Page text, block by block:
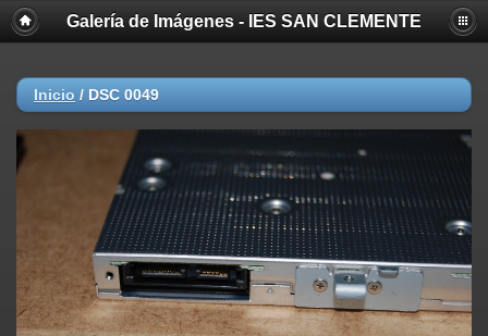
Galería de Imágenes - IES SAN CLEMENTE
Inicio / DSC 0049